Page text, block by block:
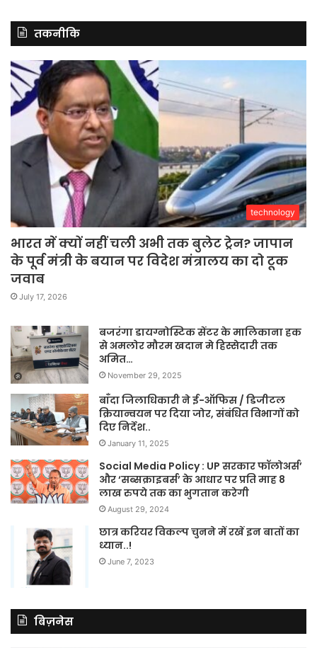
तकनीकि
technology
भारत में क्यों नहीं चली अभी तक बुलेट ट्रेन? जापान
के पूर्व मंत्री के बयान पर विदेश मंत्रालय का दो टूक
जवाब
July 17, 2026
बजरंगा डायग्नोस्टिक सेंटर के मालिकाना हक
से अमलोर मौरम खदान मे हिस्सेदारी तक
अमित…
November 29, 2025
बाँदा जिलाधिकारी ने ई-ऑफिस / डिजीटल
क्रियान्वयन पर दिया जोर, संबंधित विभागों को
दिए निर्देश..
January 11, 2025
Social Media Policy : UP सरकार फॉलोअर्स’
और ‘सब्सक्राइबर्स’ के आधार पर प्रति माह 8
लाख रुपये तक का भुगतान करेगी
August 29, 2024
छात्र करियर विकल्प चुनने में रखें इन बातों का
ध्यान..!
June 7, 2023
बिज़नेस